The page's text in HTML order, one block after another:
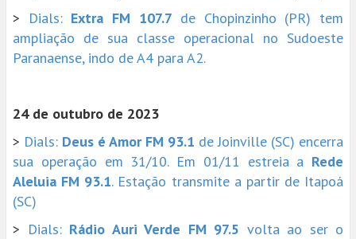
>
Dials: Extra FM 107.7 de Chopinzinho (PR) tem
ampliação de sua classe operacional no Sudoeste
Paranaense, indo de A4 para A2.
24 de outubro de 2023
> Dials: Deus é Amor FM 93.1 de Joinville (SC) encerra
sua operação em 31/10. Em 01/11 estreia a Rede
Aleluia FM 93.1. Estação transmite a partir de Itapoá
(SC)
> Dials: Rádio Auri Verde FM 97.5 volta ao ser o